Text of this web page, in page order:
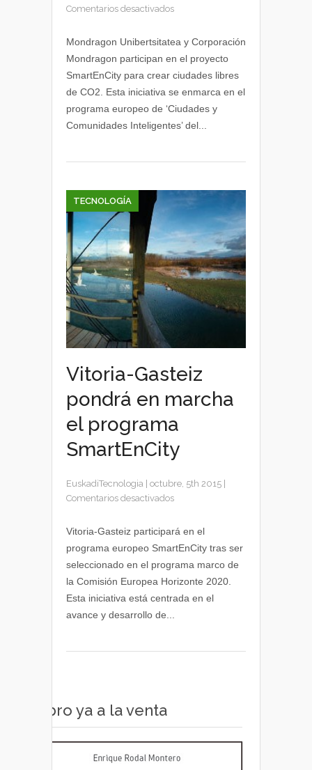
Comentarios desactivadosen
Unibertsitatea
Corporación
Mondragon
participan
en
el
Mondragon Unibertsitatea y Corporación
Mondragon participan en el proyecto
SmartEnCity para crear ciudades libres
de CO2. Esta iniciativa se enmarca en el
programa europeo de ‘Ciudades y
Comunidades Inteligentes’ del...
TECNOLOGÍA
Vitoria-Gasteiz
pondrá en marcha
el programa
SmartEnCity
EuskadiTecnologia octubre, 5th 2015
Comentarios desactivadosen
Gasteiz
marcha
el
programa
Vitoria-Gasteiz participará en el
programa europeo SmartEnCity tras ser
seleccionado en el programa marco de
la Comisión Europea Horizonte 2020.
Esta iniciativa está centrada en el
avance y desarrollo de...
Libro ya a la venta